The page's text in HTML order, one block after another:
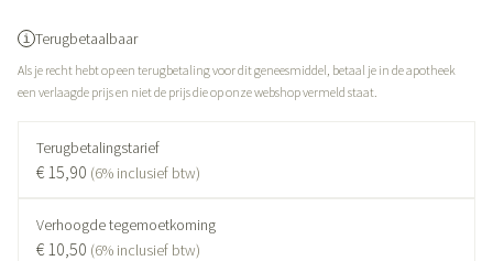
Terugbetaalbaar
Als je recht hebt op een terugbetaling voor dit geneesmiddel, betaal je in de apotheek
een verlaagde prijs en niet de prijs die op onze webshop vermeld staat.
Terugbetalingstarief
€ 15,90 (6% inclusief btw)
Verhoogde tegemoetkoming
€ 10,50 (6% inclusief btw)